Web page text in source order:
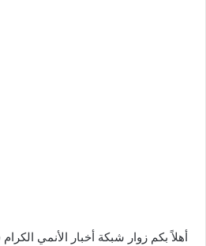
أهلاً بكم زوار شبكة أخبار الأنمي